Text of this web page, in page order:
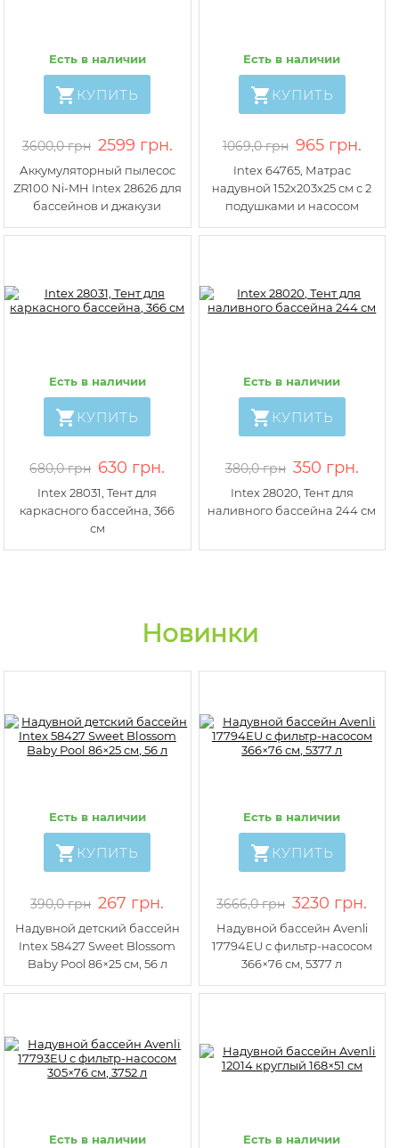
Есть в наличии
КУПИТЬ
3600,0 грн 2599 грн.
Аккумуляторный пылесос
ZR100 Ni-MH Intex 28626 для
бассейнов и джакузи
Есть в наличии
КУПИТЬ
1069,0 грн 965 грн.
Intex 64765, Матрас
надувной 152х203х25 см с 2
подушками и насосом
Есть в наличии
КУПИТЬ
680,0 грн 630 грн.
Intex 28031, Тент для
каркасного бассейна, 366
см
Есть в наличии
КУПИТЬ
380,0 грн 350 грн.
Intex 28020, Тент для
наливного бассейна 244 см
Новинки
Есть в наличии
КУПИТЬ
390,0 грн 267 грн.
Надувной детский бассейн
Intex 58427 Sweet Blossom
Baby Pool 86×25 см, 56 л
Есть в наличии
КУПИТЬ
3666,0 грн 3230 грн.
Надувной бассейн Avenli
17794EU с фильтр-насосом
366×76 см, 5377 л
Есть в наличии Есть в наличии